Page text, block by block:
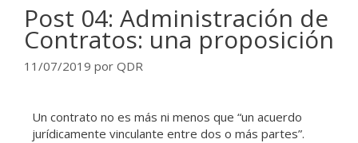
Post 04: Administración de
Contratos: una proposición
11/07/2019 por QDR
Un contrato no es más ni menos que “un acuerdo
jurídicamente vinculante entre dos o más partes”.